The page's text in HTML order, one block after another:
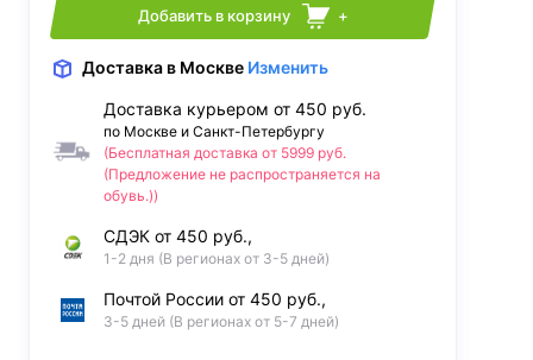
Добавить в корзину +
Доставка в Москве Изменить
Доставка курьером от 450 руб.
по Москве и Санкт-Петербургу
(Бесплатная доставка от 5999 руб.
(Предложение не распространяется на
обувь.))
СДЭК от 450 руб.,
1-2 дня (В регионах от 3-5 дней)
Почтой России от 450 руб.,
3-5 дней (В регионах от 5-7 дней)